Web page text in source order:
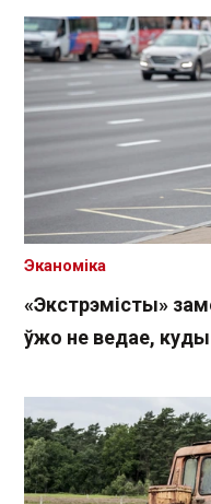
«Экстрэмісты»
ўжо не ведае, куды
Эканоміка